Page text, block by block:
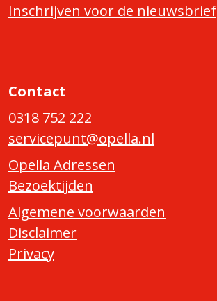
Inschrijven voor de nieuwsbrief
Contact
0318 752 222
servicepunt@opella.nl
Opella Adressen
Bezoektijden
Algemene voorwaarden
Disclaimer
Privacy